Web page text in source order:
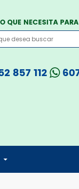
QUE NECESITA
857 112